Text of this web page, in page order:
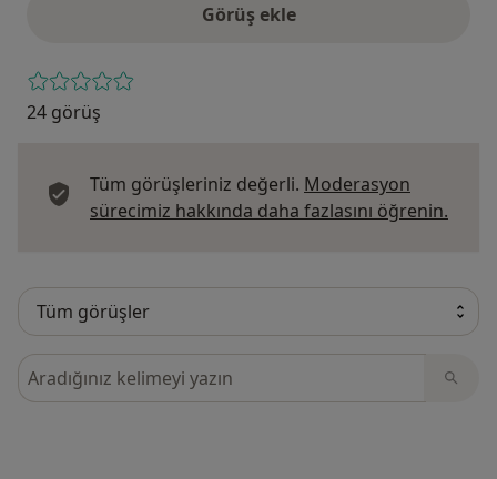
Görüş ekle
24 görüş
Tüm görüşleriniz değerli. Moderasyon
sürecimiz hakkında daha fazlasını öğrenin.
Görüşler içerisinde ara